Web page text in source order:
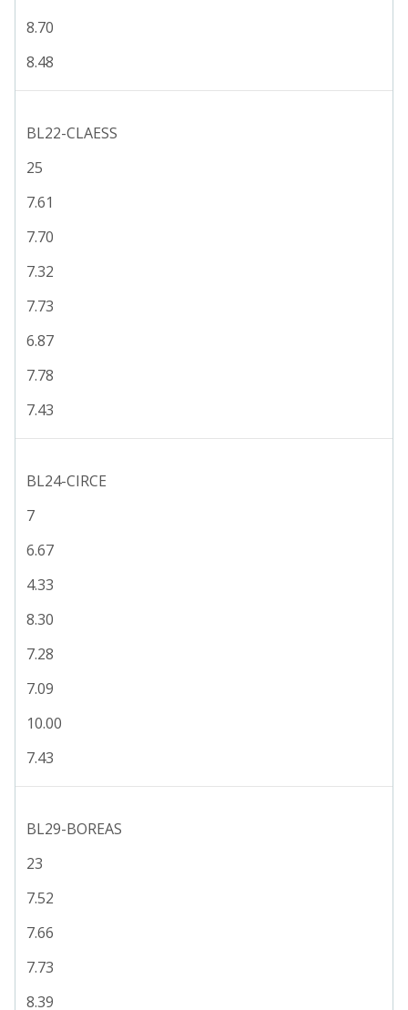
8.70
8.48
BL22-CLAESS
25
7.61
7.70
7.32
7.73
6.87
7.78
7.43
BL24-CIRCE
7
6.67
4.33
8.30
7.28
7.09
10.00
7.43
BL29-BOREAS
23
7.52
7.66
7.73
8.39